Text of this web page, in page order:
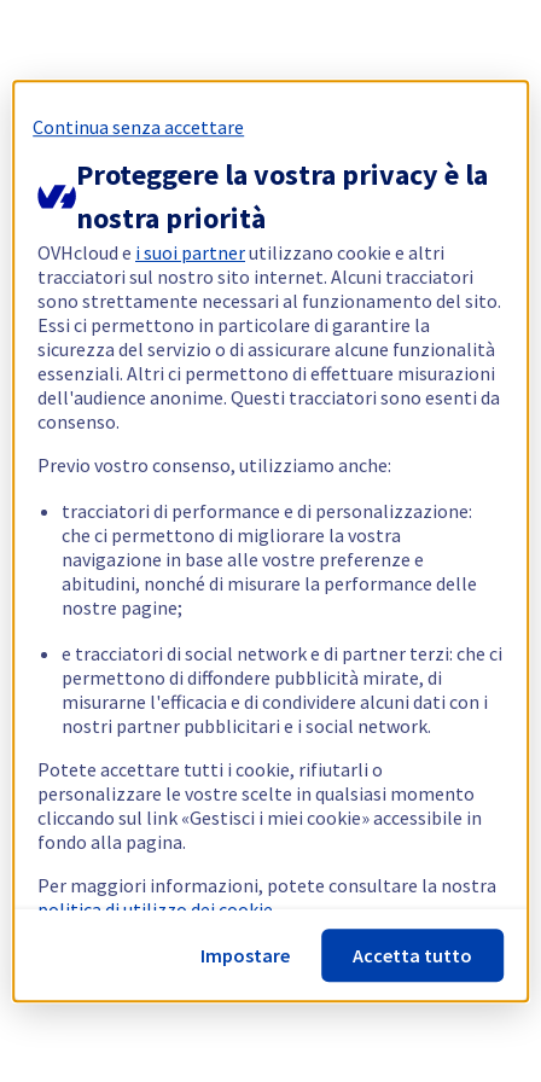
Continua senza accettare
Proteggere la vostra privacy è la
nostra priorità
OVHcloud e i suoi partnerutilizzano cookie e altri
tracciatori sul nostro sito internet. Alcuni tracciatori
sono strettamente necessari al funzionamento del sito.
Essi ci permettono in particolare di garantire la
sicurezza del servizio o di assicurare alcune funzionalità
essenziali. Altri ci permettono di effettuare misurazioni
dell'audience anonime. Questi tracciatori sono esenti da
consenso.
Previo vostro consenso, utilizziamo anche:
tracciatori di performance e di personalizzazione:
che ci permettono di migliorare la vostra
navigazione in base alle vostre preferenze e
abitudini, nonché di misurare la performance delle
nostre pagine;
e tracciatori di social network e di partner terzi: che ci
permettono di diffondere pubblicità mirate, di
misurarne l'efficacia e di condividere alcuni dati con i
nostri partner pubblicitari e i social network.
Potete accettare tutti i cookie, rifiutarli o
personalizzare le vostre scelte in qualsiasi momento
cliccando sul link «Gestisci i miei cookie» accessibile in
fondo alla pagina.
Per maggiori informazioni, potete consultare la nostra
politica di utilizzo dei cookie.
Impostare
Accetta tutto